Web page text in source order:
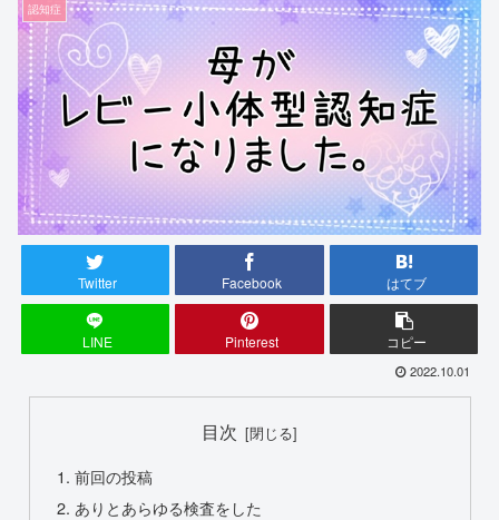
認知症
Twitter Facebook はてブ
LINE Pinterest コピー
2022.10.01
目次
前回の投稿
ありとあらゆる検査をした